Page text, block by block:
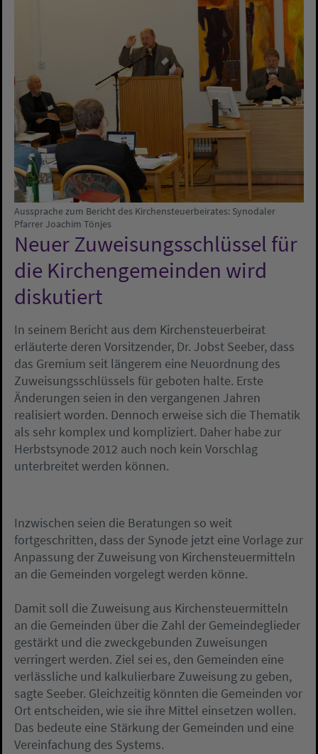
Aussprache zum Bericht des Kirchensteuerbeirates: Synodaler
Pfarrer Joachim Tönjes
Neuer Zuweisungsschlüssel für
die Kirchengemeinden wird
diskutiert
In seinem Bericht aus dem Kirchensteuerbeirat
erläuterte deren Vorsitzender, Dr. Jobst Seeber, dass
das Gremium seit längerem eine Neuordnung des
Zuweisungsschlüssels für geboten halte. Erste
Änderungen seien in den vergangenen Jahren
realisiert worden. Dennoch erweise sich die Thematik
als sehr komplex und kompliziert. Daher habe zur
Herbstsynode 2012 auch noch kein Vorschlag
unterbreitet werden können.
Inzwischen seien die Beratungen so weit
fortgeschritten, dass der Synode jetzt eine Vorlage zur
Anpassung der Zuweisung von Kirchensteuermitteln
an die Gemeinden vorgelegt werden könne.
Damit soll die Zuweisung aus Kirchensteuermitteln
an die Gemeinden über die Zahl der Gemeindeglieder
gestärkt und die zweckgebunden Zuweisungen
verringert werden. Ziel sei es, den Gemeinden eine
verlässliche und kalkulierbare Zuweisung zu geben,
sagte Seeber. Gleichzeitig könnten die Gemeinden vor
Ort entscheiden, wie sie ihre Mittel einsetzen wollen.
Das bedeute eine Stärkung der Gemeinden und eine
Vereinfachung des Systems.